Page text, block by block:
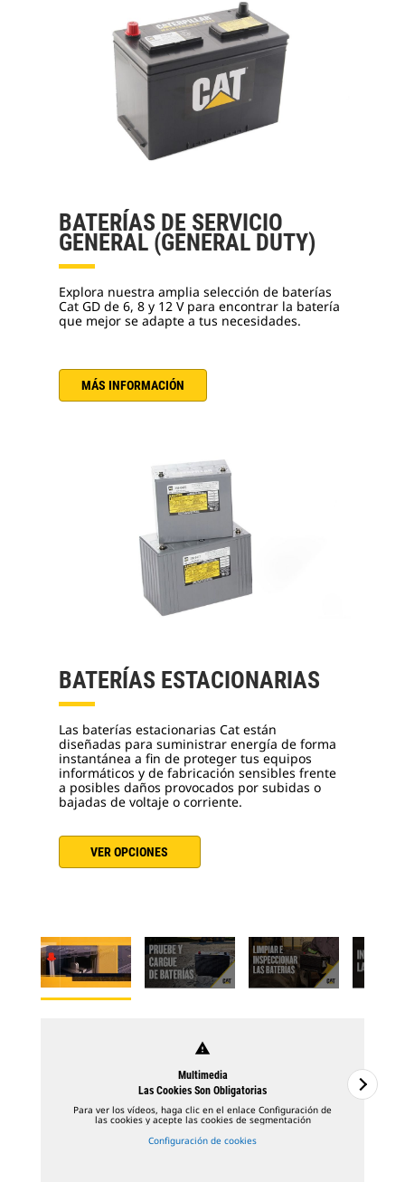
BATERÍAS DE SERVICIO
GENERAL (GENERAL DUTY)
Explora nuestra amplia selección de baterías
Cat GD de 6, 8 y 12 V para encontrar la batería
que mejor se adapte a tus necesidades.
MÁS INFORMACIÓN
BATERÍAS ESTACIONARIAS
Las baterías estacionarias Cat están
diseñadas para suministrar energía de forma
instantánea a fin de proteger tus equipos
informáticos y de fabricación sensibles frente
a posibles daños provocados por subidas o
bajadas de voltaje o corriente.
VER OPCIONES
warning
Multimedia
Las Cookies Son Obligatorias
Para ver los vídeos, haga clic en el enlace Configuración de
las cookies y acepte las cookies de segmentación
Configuración de cookies